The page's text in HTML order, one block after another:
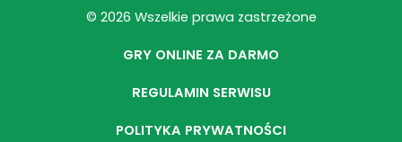
© 2026 Wszelkie prawa zastrzeżone
GRY ONLINE ZA DARMO
REGULAMIN SERWISU
POLITYKA PRYWATNOŚCI